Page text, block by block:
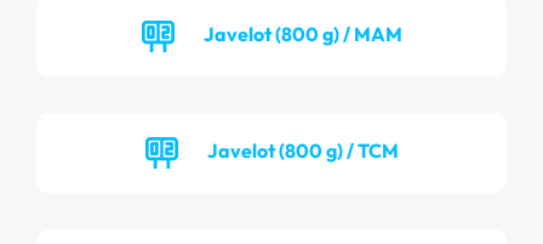
Javelot (800 g) / MAM
Javelot (800 g) / TCM